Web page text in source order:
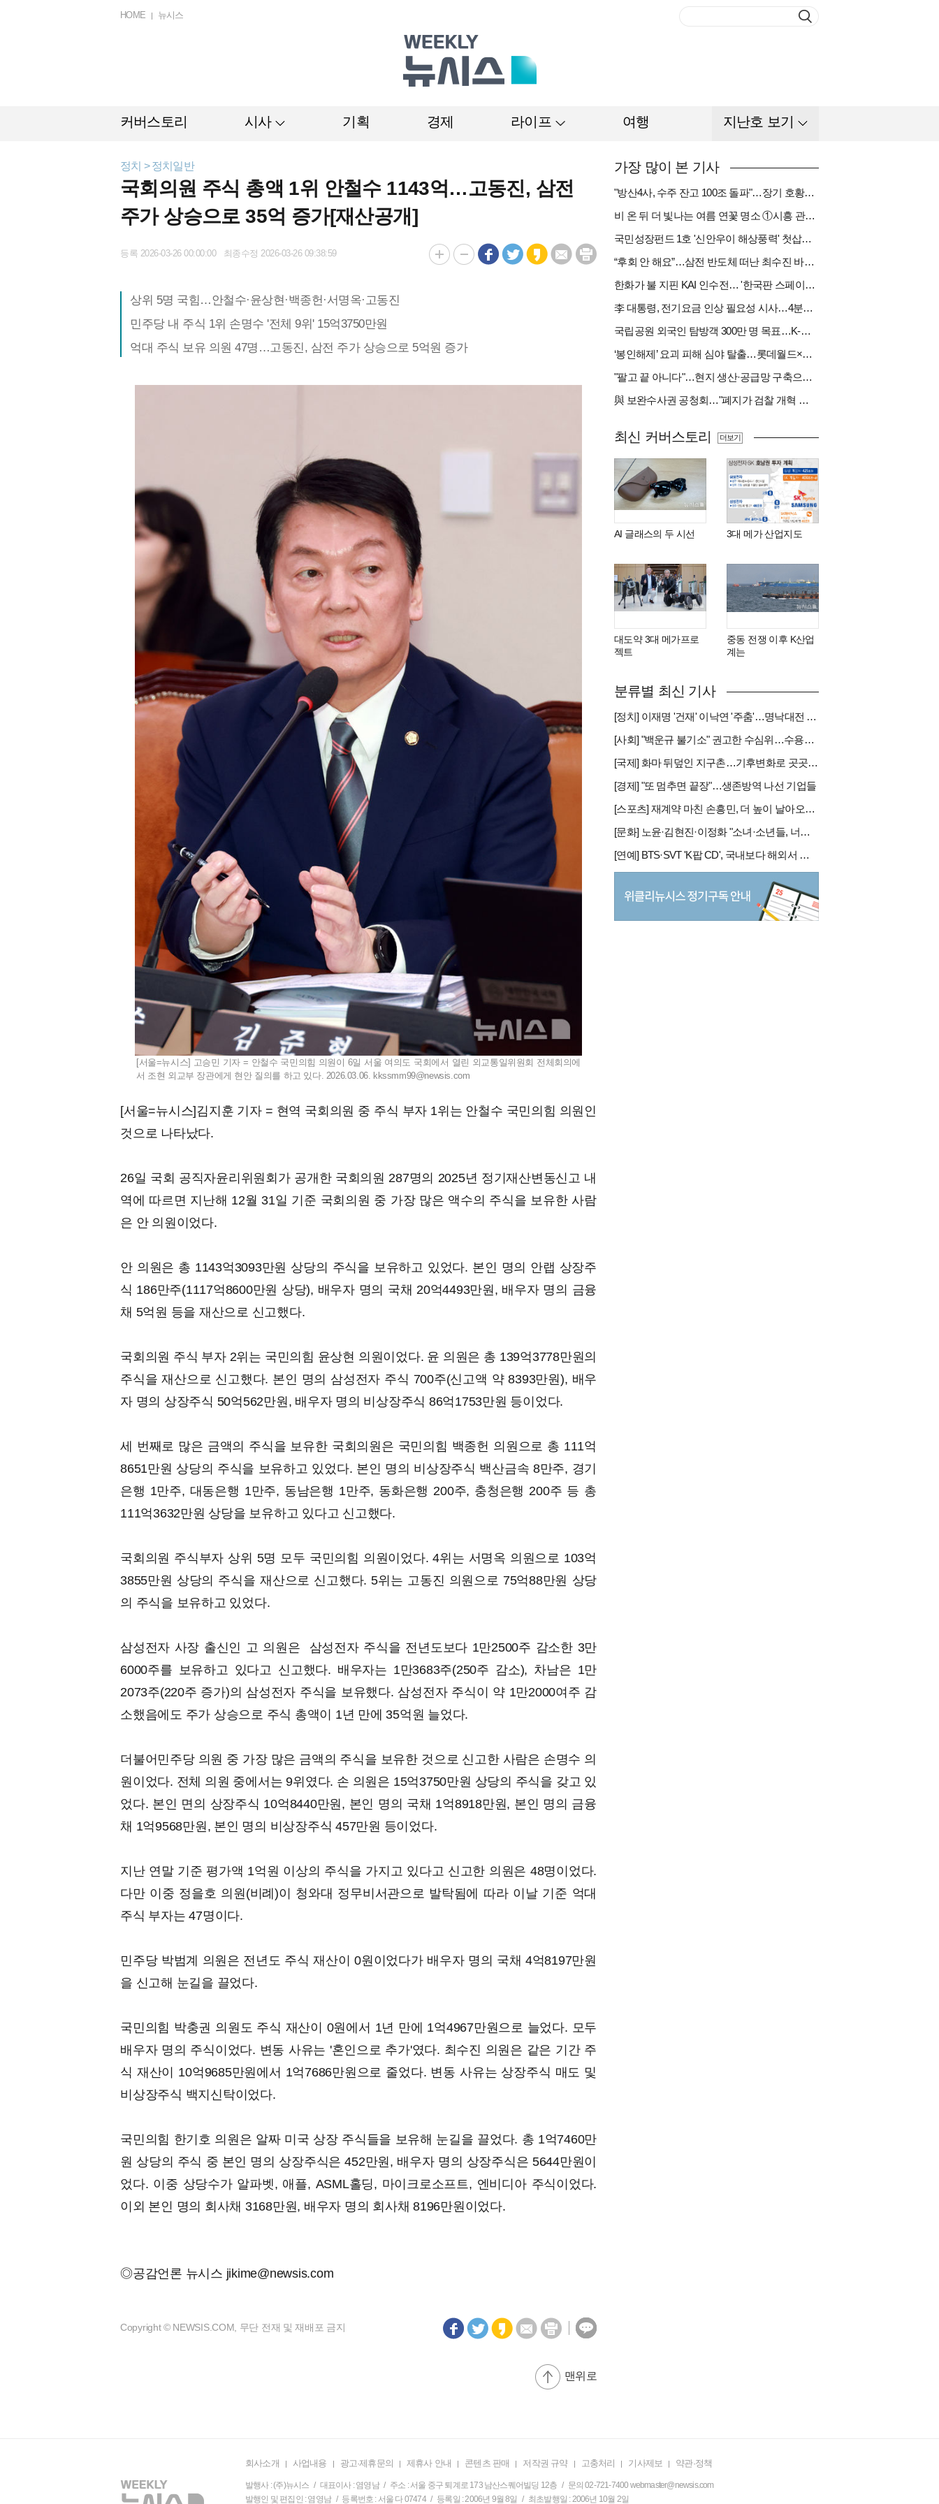
HOME 뉴시스
커버스토리 시사 기획 경제 라이프 여행 지난호 보기
정치 > 정치일반
국회의원 주식 총액 1위 안철수 1143억…고동진, 삼전
주가 상승으로 35억 증가[재산공개]
등록 2026-03-26 00:00:00 최종수정 2026-03-26 09:38:59
상위 5명 국힘…안철수·윤상현·백종헌·서명옥·고동진
민주당 내 주식 1위 손명수 '전체 9위' 15억3750만원
억대 주식 보유 의원 47명…고동진, 삼전 주가 상승으로 5억원 증가
[서울=뉴시스] 고승민 기자 = 안철수 국민의힘 의원이 6일 서울 여의도 국회에서 열린 외교통일위원회 전체회의에
서 조현 외교부 장관에게 현안 질의를 하고 있다. 2026.03.06. kkssmm99@newsis.com
[서울=뉴시스]김지훈 기자 = 현역 국회의원 중 주식 부자 1위는 안철수 국민의힘 의원인
것으로 나타났다.
26일 국회 공직자윤리위원회가 공개한 국회의원 287명의 2025년 정기재산변동신고 내
역에 따르면 지난해 12월 31일 기준 국회의원 중 가장 많은 액수의 주식을 보유한 사람
은 안 의원이었다.
안 의원은 총 1143억3093만원 상당의 주식을 보유하고 있었다. 본인 명의 안랩 상장주
식 186만주(1117억8600만원 상당), 배우자 명의 국채 20억4493만원, 배우자 명의 금융
채 5억원 등을 재산으로 신고했다.
국회의원 주식 부자 2위는 국민의힘 윤상현 의원이었다. 윤 의원은 총 139억3778만원의
주식을 재산으로 신고했다. 본인 명의 삼성전자 주식 700주(신고액 약 8393만원), 배우
자 명의 상장주식 50억562만원, 배우자 명의 비상장주식 86억1753만원 등이었다.
세 번째로 많은 금액의 주식을 보유한 국회의원은 국민의힘 백종헌 의원으로 총 111억
8651만원 상당의 주식을 보유하고 있었다. 본인 명의 비상장주식 백산금속 8만주, 경기
은행 1만주, 대동은행 1만주, 동남은행 1만주, 동화은행 200주, 충청은행 200주 등 총
111억3632만원 상당을 보유하고 있다고 신고했다.
국회의원 주식부자 상위 5명 모두 국민의힘 의원이었다. 4위는 서명옥 의원으로 103억
3855만원 상당의 주식을 재산으로 신고했다. 5위는 고동진 의원으로 75억88만원 상당
의 주식을 보유하고 있었다.
삼성전자 사장 출신인 고 의원은 삼성전자 주식을 전년도보다 1만2500주 감소한 3만
6000주를 보유하고 있다고 신고했다. 배우자는 1만3683주(250주 감소), 차남은 1만
2073주(220주 증가)의 삼성전자 주식을 보유했다. 삼성전자 주식이 약 1만2000여주 감
소했음에도 주가 상승으로 주식 총액이 1년 만에 35억원 늘었다.
더불어민주당 의원 중 가장 많은 금액의 주식을 보유한 것으로 신고한 사람은 손명수 의
원이었다. 전체 의원 중에서는 9위였다. 손 의원은 15억3750만원 상당의 주식을 갖고 있
었다. 본인 면의 상장주식 10억8440만원, 본인 명의 국채 1억8918만원, 본인 명의 금융
채 1억9568만원, 본인 명의 비상장주식 457만원 등이었다.
지난 연말 기준 평가액 1억원 이상의 주식을 가지고 있다고 신고한 의원은 48명이었다.
다만 이중 정을호 의원(비례)이 청와대 정무비서관으로 발탁됨에 따라 이날 기준 억대
주식 부자는 47명이다.
민주당 박범계 의원은 전년도 주식 재산이 0원이었다가 배우자 명의 국채 4억8197만원
을 신고해 눈길을 끌었다.
국민의힘 박충권 의원도 주식 재산이 0원에서 1년 만에 1억4967만원으로 늘었다. 모두
배우자 명의 주식이었다. 변동 사유는 '혼인으로 추가'였다. 최수진 의원은 같은 기간 주
식 재산이 10억9685만원에서 1억7686만원으로 줄었다. 변동 사유는 상장주식 매도 및
비상장주식 백지신탁이었다.
국민의힘 한기호 의원은 알짜 미국 상장 주식들을 보유해 눈길을 끌었다. 총 1억7460만
원 상당의 주식 중 본인 명의 상장주식은 452만원, 배우자 명의 상장주식은 5644만원이
었다. 이중 상당수가 알파벳, 애플, ASML홀딩, 마이크로소프트, 엔비디아 주식이었다.
이외 본인 명의 회사채 3168만원, 배우자 명의 회사채 8196만원이었다.
◎공감언론 뉴시스 jikime@newsis.com
Copyright © NEWSIS.COM, 무단 전재 및 재배포 금지
맨위로
가장 많이 본 기사
"방산4사, 수주 잔고 100조 돌파"…장기 호황기 들어섰다[다시 나는 K방산①]
비 온 뒤 더 빛나는 여름 연꽃 명소 ①시흥 관곡지
국민성장펀드 1호 '신안우이 해상풍력' 첫삽…바람소득 시동[하반기 에너지②]
“후회 안 해요”…삼전 반도체 떠난 최수진 바텐더의 ‘피어오름’[피플]
한화가 불 지핀 KAI 인수전… '한국판 스페이스X' 탄생 촉각[다시 나는 K방산③]
李 대통령, 전기요금 인상 필요성 시사…4분기엔 오를까
국립공원 외국인 탐방객 300만 명 목표…K-트레킹 키운다
‘봉인해제’ 요괴 피해 심야 탈출…롯데월드×당근
"팔고 끝 아니다"…현지 생산·공급망 구축으로 글로벌 진입장벽 돌파[다시 나는 K방산②]
與 보완수사권 공청회…"폐지가 검찰 개혁 아냐" vs "보완수사권은 전면 재수사권"(종합)
최신 커버스토리
AI 글래스의 두 시선 3대 메가 산업지도
대도약 3대 메가프로
젝트
중동 전쟁 이후 K산업
계는
더보기
분류별 최신 기사
[정치] 이재명 '건재' 이낙연 '주춤'…명낙대전 불안한 휴전
[사회] "백운규 불기소" 권고한 수심위…수용땐 줄소송 피할듯
[국제] 화마 뒤덮인 지구촌…기후변화로 곳곳 대형 화재
[경제] "또 멈추면 끝장"…생존방역 나선 기업들
[스포츠] 재계약 마친 손흥민, 더 높이 날아오를까
[문화] 노윤·김현진·이정화 "소녀·소년들, 너희는 혼자가 아니야"
[연예] BTS·SVT 'K팝 CD', 국내보다 해외서 더 팔린다 왜?
회사소개 사업내용 광고·제휴문의 제휴사 안내 콘텐츠 판매 저작권 규약 고충처리 기사제보 약관·정책
발행사 : (주)뉴시스 / 대표이사 : 염영남 / 주소 : 서울 중구 퇴계로 173 남산스퀘어빌딩 12층 / 문의 02-721-7400 webmaster@newsis.com
발행인 및 편집인 : 염영남 / 등록번호 : 서울 다 07474 / 등록일 : 2006년 9월 8일 / 최초발행일 : 2006년 10월 2일